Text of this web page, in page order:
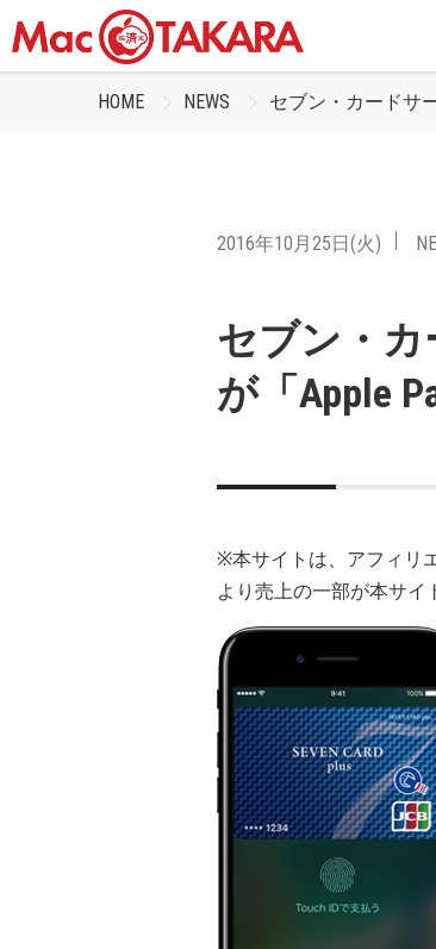
HOME NEWS セブン・カードサ
2016年10月25日(火)
セブン・
が「Apple
※本サイトは、アフィリ
より売上の一部が本サイ